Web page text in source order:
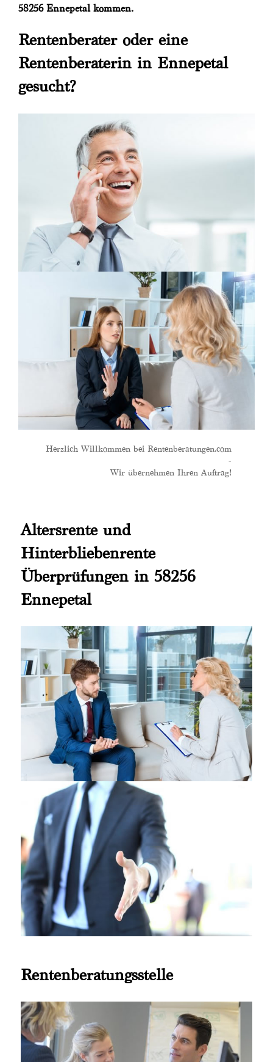
58256 Ennepetal kommen.
Rentenberater oder eine
Rentenberaterin in Ennepetal
gesucht?
Herzlich Willkommen bei Rentenberatungen.com
-
Wir übernehmen Ihren Auftrag!
Altersrente und
Hinterbliebenrente
Überprüfungen in 58256
Ennepetal
Rentenberatungsstelle